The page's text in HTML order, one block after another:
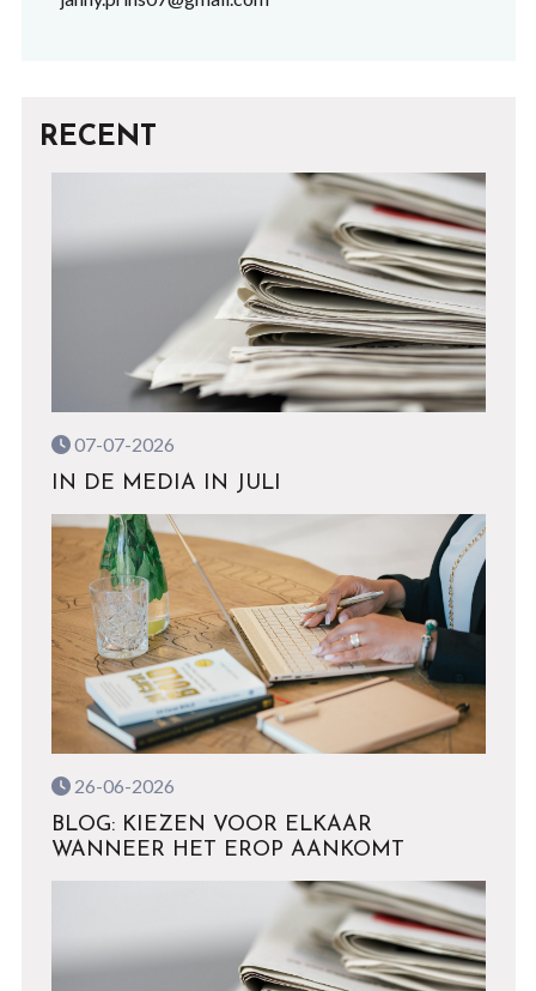
RECENT
07-07-2026
IN DE MEDIA IN JULI
26-06-2026
BLOG: KIEZEN VOOR ELKAAR
WANNEER HET EROP AANKOMT